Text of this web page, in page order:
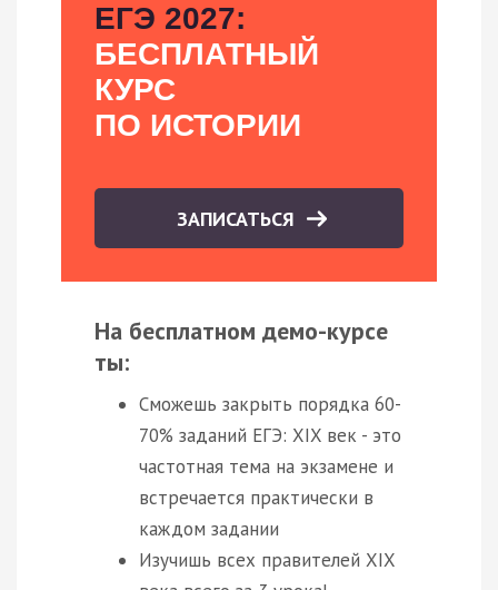
ЕГЭ 2027:
БЕСПЛАТНЫЙ
КУРС
ПО ИСТОРИИ
ЗАПИСАТЬСЯ
На бесплатном демо-курсе
ты:
Сможешь закрыть порядка 60-
70% заданий ЕГЭ: XIX век - это
частотная тема на экзамене и
встречается практически в
каждом задании
Изучишь всех правителей XIX